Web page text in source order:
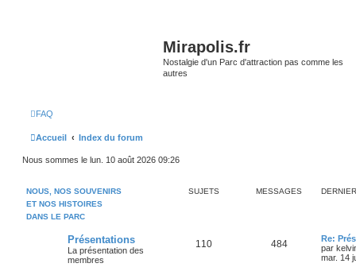
Mirapolis.fr
Nostalgie d'un Parc d'attraction pas comme les
autres
FAQ
Accueil Index du forum
Nous sommes le lun. 10 août 2026 09:26
NOUS, NOS SOUVENIRS
ET NOS HISTOIRES
DANS LE PARC
SUJETS MESSAGES
Présentations
La présentation des
membres
110 484
Re:
par
mar. 14